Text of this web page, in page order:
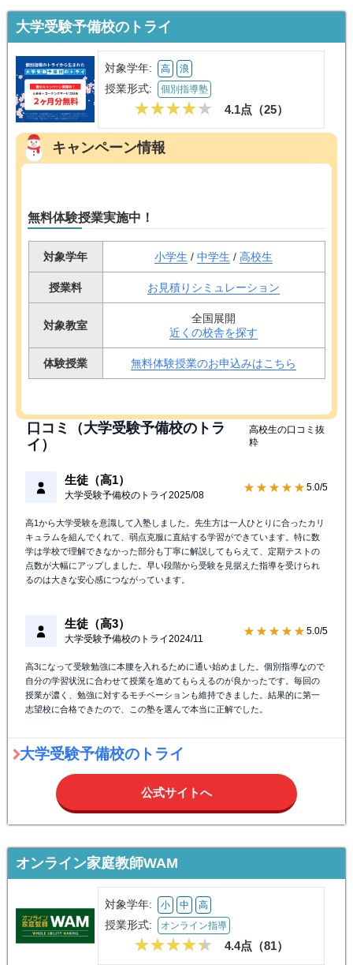
大学受験予備校のトライ
対象学年: 高 浪
授業形式: 個別指導塾
4.1点（25）
キャンペーン情報
無料体験授業実施中！
対象学年 小学生 / 中学生 / 高校生
授業料 お見積りシミュレーション
対象教室
全国展開
近くの校舎を探す
体験授業 無料体験授業のお申込みはこちら
口コミ（大学受験予備校のトラ
イ）
高校生の口コミ抜
粋
生徒（高1）
大学受験予備校のトライ2025/08
★★★★★ 5.0/5
高1から大学受験を意識して入塾しました。先生方は一人ひとりに合ったカリ
キュラムを組んでくれて、弱点克服に直結する学習ができています。特に数
学は学校で理解できなかった部分も丁寧に解説してもらえて、定期テストの
点数が大幅にアップしました。早い段階から受験を見据えた指導を受けられ
るのは大きな安心感につながっています。
生徒（高3）
大学受験予備校のトライ2024/11
★★★★★ 5.0/5
高3になって受験勉強に本腰を入れるために通い始めました。個別指導なので
自分の学習状況に合わせて授業を進めてもらえるのが良かったです。毎回の
授業が濃く、勉強に対するモチベーションも維持できました。結果的に第一
志望校に合格できたので、この塾を選んで本当に正解でした。
大学受験予備校のトライ
公式サイトへ
オンライン家庭教師WAM
対象学年: 小 中 高
授業形式: オンライン指導
4.4点（81）